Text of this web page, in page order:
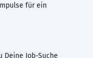
für ein
Job-Suche